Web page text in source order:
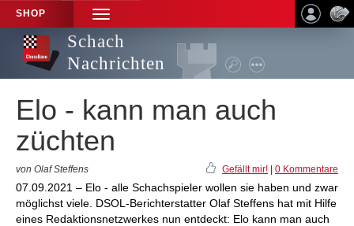
SHOP
TOGGLE
NAVIGATION
Schach
Nachrichten
Elo - kann man auch
züchten
von Olaf Steffens Gefällt mir! 0 Kommentare
07.09.2021 – Elo - alle Schachspieler wollen sie haben und zwar
möglichst viele. DSOL-Berichterstatter Olaf Steffens hat mit Hilfe
eines Redaktionsnetzwerkes nun entdeckt: Elo kann man auch